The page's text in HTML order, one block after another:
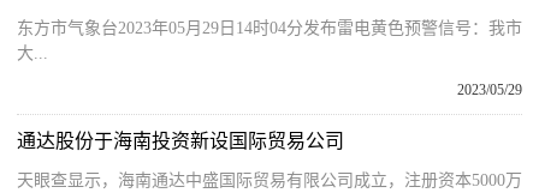
东方市气象台2023年05月29日14时04分发布雷电黄色预警信号：我市
大...
2023/05/29
通达股份于海南投资新设国际贸易公司
天眼查显示，海南通达中盛国际贸易有限公司成立，注册资本5000万